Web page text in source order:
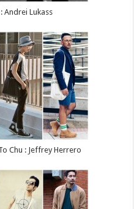
Andrei Lukass
Chu : Jeffrey Herrero